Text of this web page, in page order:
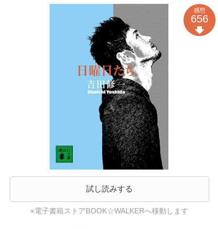
試し読みする
※電子書籍ストアBOOK☆WALKERへ移動します
感想
656